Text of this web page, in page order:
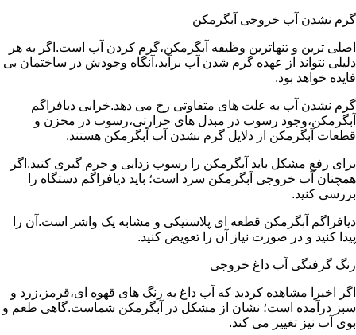
گرم نشدن آب خروجی آبگرمکن
اصلی ترین و تنهاترین وظیفه آبگرمکن،گرم کردن آب است.اگر به هر
دلیلی نتواند از عهده گرم شدن آب برآید،آنگاه وجودش در ساختمان بی
فایده خواهد بود.
گرم نشدن آب به علت های متفاوتی رخ می دهد.خرابی دیافراگم
آبگرمکن،وجود رسوب در مبدل های حرارتی،رسوب در مخزن و
قطعات آبگرمکن از دلایل گرم نشدن آب آبگرمکن هستند.
برای رفع مشکل باید آبگرمکن را رسوب زدایی و جرم گیری کنید.اگر
همچنان آب خروجی آبگرمکن سرد است؛ باید دیافراگم دستگاه را
بررسی کنید.
دیافراگم آبگرمکن قطعه ای پلاستیکی و مشابه یک واشر است.آن را
پیدا کنید و در صورت نیاز آن را تعویض کنید.
رنگ گرفتگی آب داغ خروجی
اگر اخیرا مشاهده کردید که آب داغ به رنگ های قهوه ای،قرمز،زرد و
سبز درآمده است؛ نشان از مشکل در آبگرمکن شماست.گاهی طعم و
بوی آب نیز تغییر می کند.